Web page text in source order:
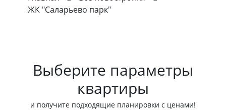
ЖК "Саларьево парк"
Выберите параметры
квартиры
и получите подходящие планировки с ценами!